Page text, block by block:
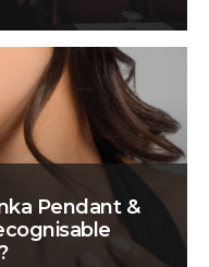
Pendant &